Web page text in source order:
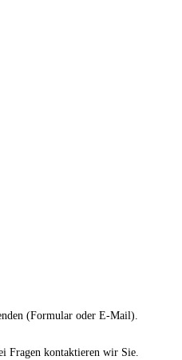
(Formular oder E-Mail).
Fragen kontaktieren wir Sie.